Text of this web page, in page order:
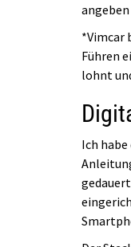
*Vimcar
Führen
lohnt
Ich